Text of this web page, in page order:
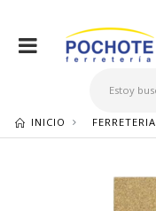
INICIO FERRETERIA